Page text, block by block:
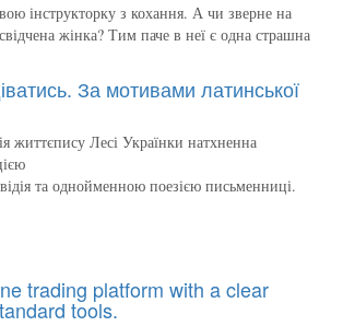
інструкторку з кохання. А чи зверне на
жінка? Тим паче в неї є одна страшна
За мотивами латинської
життєпису Лесі Українки натхненна
та однойменною поезією письменниці.
trading platform with a clear
tools.